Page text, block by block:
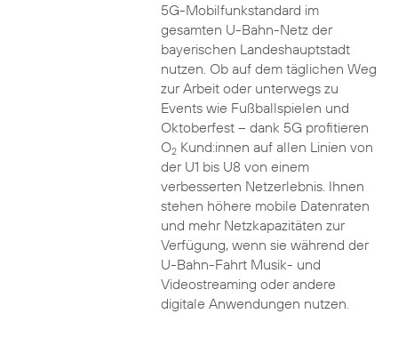
5G-Mobilfunkstandard im
gesamten U-Bahn-Netz der
bayerischen Landeshauptstadt
nutzen. Ob auf dem täglichen Weg
zur Arbeit oder unterwegs zu
Events wie Fußballspielen und
Oktoberfest – dank 5G profitieren
O2Kund:innen auf allen Linien von
der U1 bis U8 von einem
verbesserten Netzerlebnis. Ihnen
stehen höhere mobile Datenraten
und mehr Netzkapazitäten zur
Verfügung, wenn sie während der
U-Bahn-Fahrt Musik- und
Videostreaming oder andere
digitale Anwendungen nutzen.